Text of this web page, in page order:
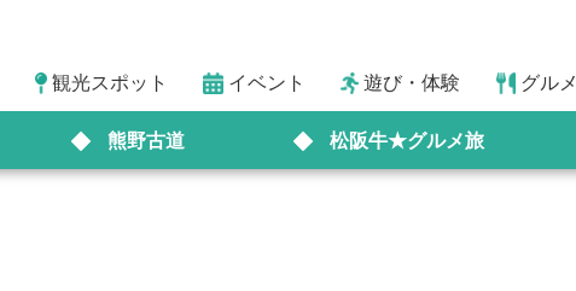
観光スポット イベント 遊び・体験 グルメ
熊野古道 松阪牛★グルメ旅